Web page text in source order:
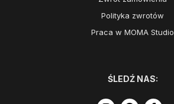
Polityka zwrotów
Praca w MOMA Studio
ŚLEDŹ NAS: